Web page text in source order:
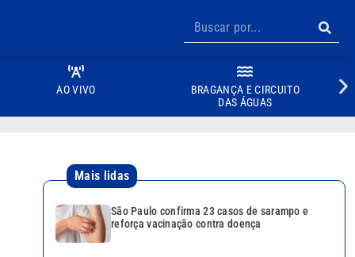
AO VIVO
BRAGANÇA E CIRCUITO
DAS ÁGUAS
Mais lidas
São Paulo confirma 23 casos de sarampo e
reforça vacinação contra doença